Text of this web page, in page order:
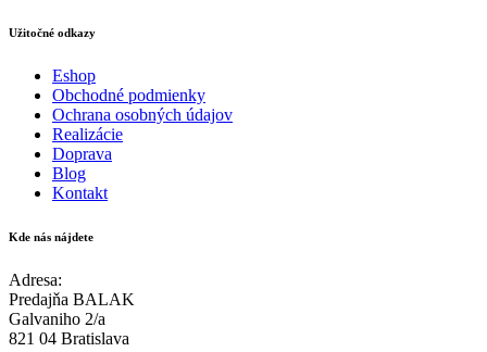
Užitočné odkazy
Eshop
Obchodné podmienky
Ochrana osobných údajov
Realizácie
Doprava
Blog
Kontakt
Kde nás nájdete
Adresa:
Predajňa BALAK
Galvaniho 2/a
821 04 Bratislava